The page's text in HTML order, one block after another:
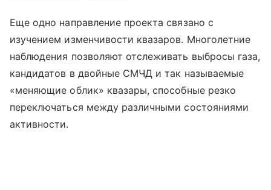
Еще одно направление проекта связано с
изучением изменчивости квазаров. Многолетние
наблюдения позволяют отслеживать выбросы газа,
кандидатов в двойные СМЧД и так называемые
«меняющие облик» квазары, способные резко
переключаться между различными состояниями
активности.